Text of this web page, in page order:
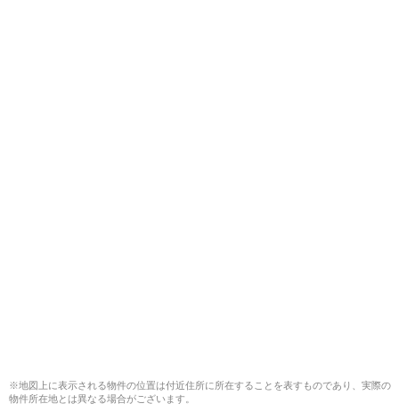
※地図上に表示される物件の位置は付近住所に所在することを表すものであり、実際の
物件所在地とは異なる場合がございます。